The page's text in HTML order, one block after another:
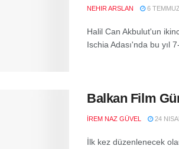
NEHIR ARSLAN 6
Halil Can Akbulut'un
Ischia Adası'nda bu yıl
Balkan Film
İREM NAZ GÜVEL 24
İlk kez düzenlenecek